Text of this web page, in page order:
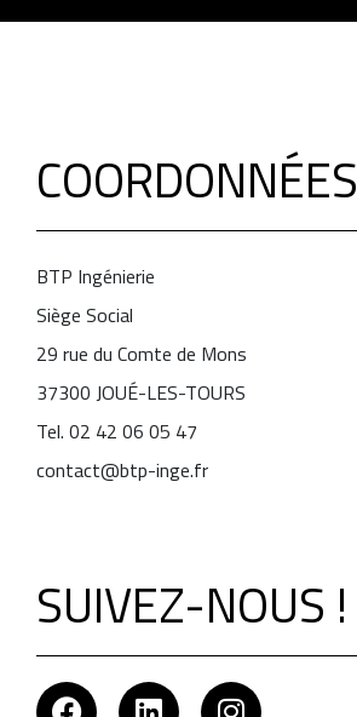
COORDONNÉES
BTP Ingénierie
Siège Social
29 rue du Comte de Mons
37300 JOUÉ-LES-TOURS
Tel. 02 42 06 05 47
contact@btp-inge.fr
SUIVEZ-NOUS !